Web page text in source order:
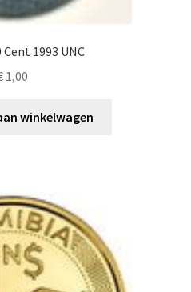
1993 UNC
1,00
winkelwagen